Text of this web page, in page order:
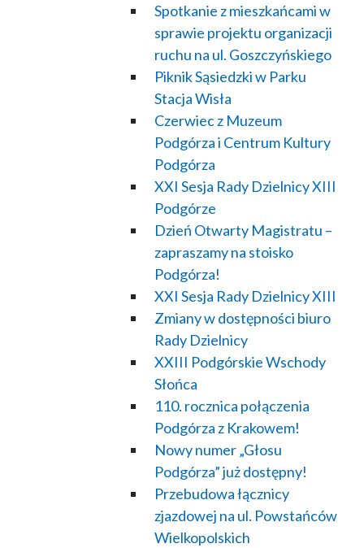
Spotkanie z mieszkańcami w
sprawie projektu organizacji
ruchu na ul. Goszczyńskiego
Piknik Sąsiedzki w Parku
Stacja Wisła
Czerwiec z Muzeum
Podgórza i Centrum Kultury
Podgórza
XXI Sesja Rady Dzielnicy XIII
Podgórze
Dzień Otwarty Magistratu –
zapraszamy na stoisko
Podgórza!
XXI Sesja Rady Dzielnicy XIII
Zmiany w dostępności biuro
Rady Dzielnicy
XXIII Podgórskie Wschody
Słońca
110. rocznica połączenia
Podgórza z Krakowem!
Nowy numer „Głosu
Podgórza” już dostępny!
Przebudowa łącznicy
zjazdowej na ul. Powstańców
Wielkopolskich